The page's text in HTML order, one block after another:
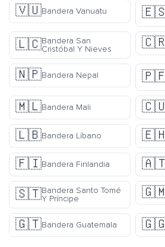
🇻🇺Bandera Vanuatu
🇱🇨Bandera San
Cristóbal Y Nieves
🇳🇵Bandera Nepal
🇲🇱Bandera Mali
🇱🇧Bandera Líbano
🇫🇮Bandera Finlandia
🇸🇹Bandera Santo Tomé
Y Príncipe
🇬🇹Bandera Guatemala